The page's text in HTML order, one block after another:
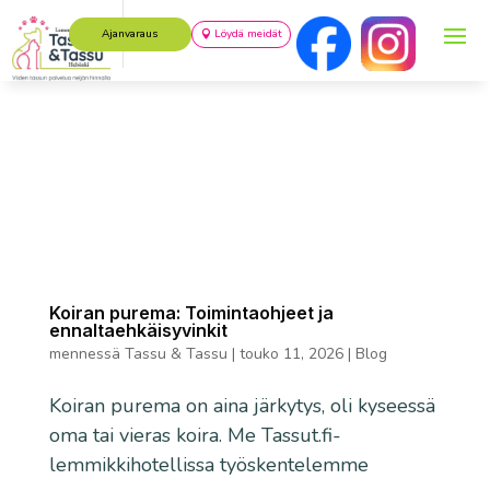
Ajanvaraus Löydä meidät
Koiran purema: Toimintaohjeet ja
ennaltaehkäisyvinkit
mennessä Tassu & Tassu | touko 11, 2026| Blog
Koiran purema on aina järkytys, oli kyseessä
oma tai vieras koira. Me Tassut.fi-
lemmikkihotellissa työskentelemme